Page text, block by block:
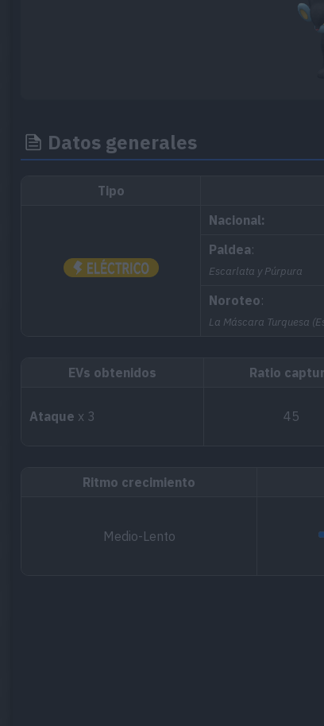
Datos generales
Tipo
Nacional:
Paldea:
Escarlata y Púrpura
Noroteo:
La Máscara Turquesa
EVs obtenidos Ratio
Ataque x 3 45
Ritmo crecimiento
Medio-Lento